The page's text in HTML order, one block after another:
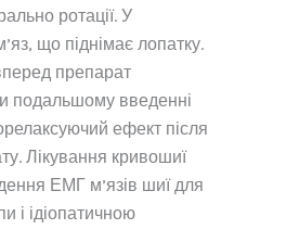
ротації. У
що піднімає лопатку.
препарат
подальшому введенні
ефект після
Лікування кривошиї
ЕМГ м’язів шиї для
і ідіопатичною